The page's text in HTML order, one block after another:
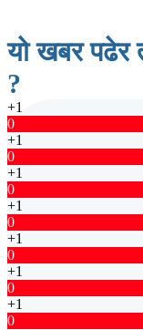
यो खबर पढेर
?
+1
0
+1
0
+1
0
+1
0
+1
0
+1
0
+1
0